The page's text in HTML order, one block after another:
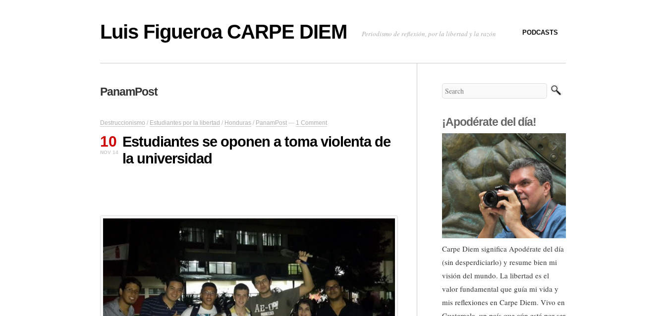
Luis Figueroa CARPE DIEM Periodismo de reflexión, por la libertad y la razón PODCASTS
PanamPost
Destruccionismo / Estudiantes por la libertad / Honduras / PanamPost — 1 Comment
10
NOV 14
Estudiantes se oponen a toma violenta de
la universidad
¡Apodérate del día!
Carpe Diem significa Apodérate del día
(sin desperdiciarlo) y resume bien mi
visión del mundo. La libertad es el
valor fundamental que guía mi vida y
mis reflexiones en Carpe Diem. Vivo en